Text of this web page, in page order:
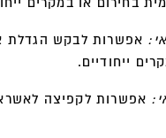
אפשרות לבקש הגדלת
ייחודיים.
אפשרות לקפיצה